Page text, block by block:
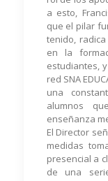
a esto,
que el pilar
tenido,
en la
estudiantes,
red SNA
una
alumnos
enseñanza
El Director
medidas
presencial a
de una